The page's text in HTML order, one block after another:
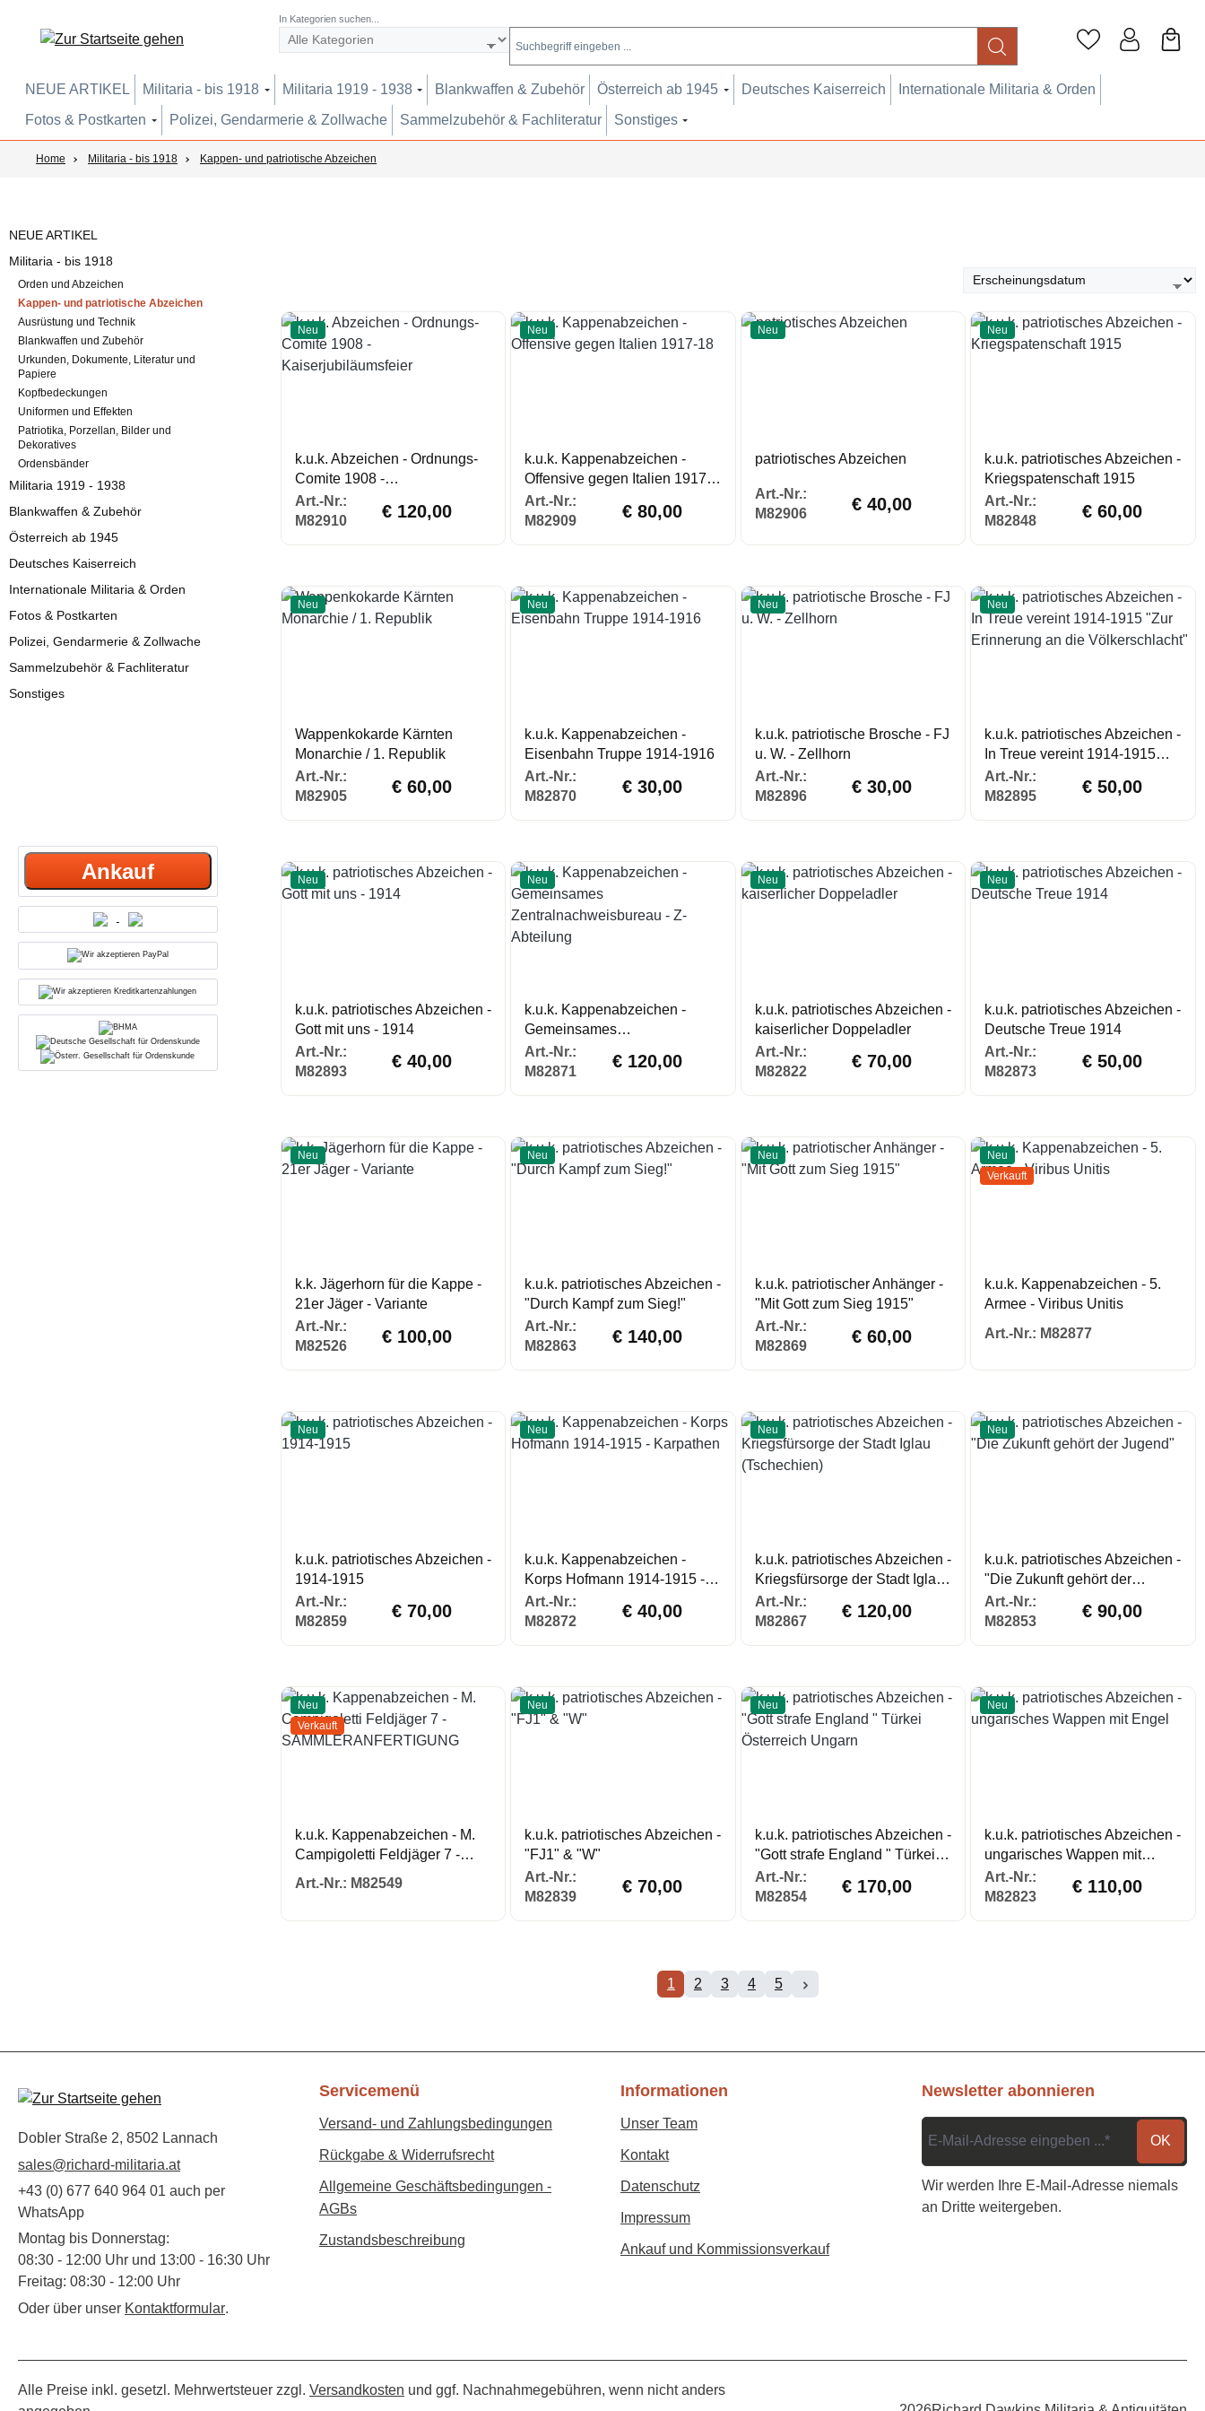
In Kategorien suchen...
NEUE ARTIKEL Militaria - bis 1918 Militaria 1919 - 1938 Blankwaffen & Zubehör Österreich ab 1945 Deutsches Kaiserreich
Internationale Militaria & Orden
Fotos & Postkarten
Polizei, Gendarmerie & Zollwache Sammelzubehör & Fachliteratur Sonstiges
Home Militaria - bis 1918 Kappen- und patriotische Abzeichen
NEUE ARTIKEL
Militaria - bis 1918
Orden und Abzeichen
Kappen- und patriotische Abzeichen
Ausrüstung und Technik
Blankwaffen und Zubehör
Urkunden, Dokumente, Literatur und
Papiere
Kopfbedeckungen
Uniformen und Effekten
Patriotika, Porzellan, Bilder und
Dekoratives
Ordensbänder
Militaria 1919 - 1938
Blankwaffen & Zubehör
Österreich ab 1945
Deutsches Kaiserreich
Internationale Militaria & Orden
Fotos & Postkarten
Polizei, Gendarmerie & Zollwache
Sammelzubehör & Fachliteratur
Sonstiges
Ankauf
Neu
k.u.k. Abzeichen - Ordnungs-
Comite 1908 -
Kaiserjubiläumsfeier
Art.-Nr.:
M82910
€ 120,00
Neu
k.u.k. Kappenabzeichen -
Offensive gegen Italien 1917-
18
Art.-Nr.:
M82909
€ 80,00
Neu
patriotisches Abzeichen
Art.-Nr.:
M82906
€ 40,00
Neu
k.u.k. patriotisches Abzeichen -
Kriegspatenschaft 1915
Art.-Nr.:
M82848
€ 60,00
Neu
Wappenkokarde Kärnten
Monarchie / 1. Republik
Art.-Nr.:
M82905
€ 60,00
Neu
k.u.k. Kappenabzeichen -
Eisenbahn Truppe 1914-1916
Art.-Nr.:
M82870
€ 30,00
Neu
k.u.k. patriotische Brosche - FJ
u. W. - Zellhorn
Art.-Nr.:
M82896
€ 30,00
Neu
k.u.k. patriotisches Abzeichen -
In Treue vereint 1914-1915
"Zur Erinnerung an die
Völkerschlacht"
Art.-Nr.:
M82895
€ 50,00
Neu
k.u.k. patriotisches Abzeichen -
Gott mit uns - 1914
Art.-Nr.:
M82893
€ 40,00
Neu
k.u.k. Kappenabzeichen -
Gemeinsames
Zentralnachweisbureau - Z-
Abteilung
Art.-Nr.:
M82871
€ 120,00
Neu
k.u.k. patriotisches Abzeichen -
kaiserlicher Doppeladler
Art.-Nr.:
M82822
€ 70,00
Neu
k.u.k. patriotisches Abzeichen -
Deutsche Treue 1914
Art.-Nr.:
M82873
€ 50,00
Neu
k.k. Jägerhorn für die Kappe -
21er Jäger - Variante
Art.-Nr.:
M82526
€ 100,00
Neu
k.u.k. patriotisches Abzeichen -
"Durch Kampf zum Sieg!"
Art.-Nr.:
M82863
€ 140,00
Neu
k.u.k. patriotischer Anhänger -
"Mit Gott zum Sieg 1915"
Art.-Nr.:
M82869
€ 60,00
Neu
Verkauft
k.u.k. Kappenabzeichen - 5.
Armee - Viribus Unitis
Art.-Nr.: M82877
Neu
k.u.k. patriotisches Abzeichen -
1914-1915
Art.-Nr.:
M82859
€ 70,00
Neu
k.u.k. Kappenabzeichen -
Korps Hofmann 1914-1915 -
Karpathen
Art.-Nr.:
M82872
€ 40,00
Neu
k.u.k. patriotisches Abzeichen -
Kriegsfürsorge der Stadt Iglau
(Tschechien)
Art.-Nr.:
M82867
€ 120,00
Neu
k.u.k. patriotisches Abzeichen -
"Die Zukunft gehört der
Jugend"
Art.-Nr.:
M82853
€ 90,00
Neu
Verkauft
k.u.k. Kappenabzeichen - M.
Campigoletti Feldjäger 7 -
SAMMLERANFERTIGUNG
Art.-Nr.: M82549
Neu
k.u.k. patriotisches Abzeichen -
"FJ1" & "W"
Art.-Nr.:
M82839
€ 70,00
Neu
k.u.k. patriotisches Abzeichen -
"Gott strafe England " Türkei
Österreich Ungarn
Art.-Nr.:
M82854
€ 170,00
Neu
k.u.k. patriotisches Abzeichen -
ungarisches Wappen mit
Engel
Art.-Nr.:
M82823
€ 110,00
Seite
1 Seite
2 Seite
3 Seite
4 Seite
5
Dobler Straße 2, 8502 Lannach
sales@richard-militaria.at
+43 (0) 677 640 964 01 auch per
WhatsApp
Montag bis Donnerstag:
08:30 - 12:00 Uhr und 13:00 - 16:30 Uhr
Freitag: 08:30 - 12:00 Uhr
Oder über unser Kontaktformular.
Servicemenü
Versand- und Zahlungsbedingungen
Rückgabe & Widerrufsrecht
Allgemeine Geschäftsbedingungen -
AGBs
Zustandsbeschreibung
Informationen
Unser Team
Kontakt
Datenschutz
Impressum
Ankauf und Kommissionsverkauf
Newsletter abonnieren
OK
Wir werden Ihre E-Mail-Adresse niemals
an Dritte weitergeben.
Alle Preise inkl. gesetzl. Mehrwertsteuer zzgl. Versandkosten und ggf. Nachnahmegebühren, wenn nicht anders